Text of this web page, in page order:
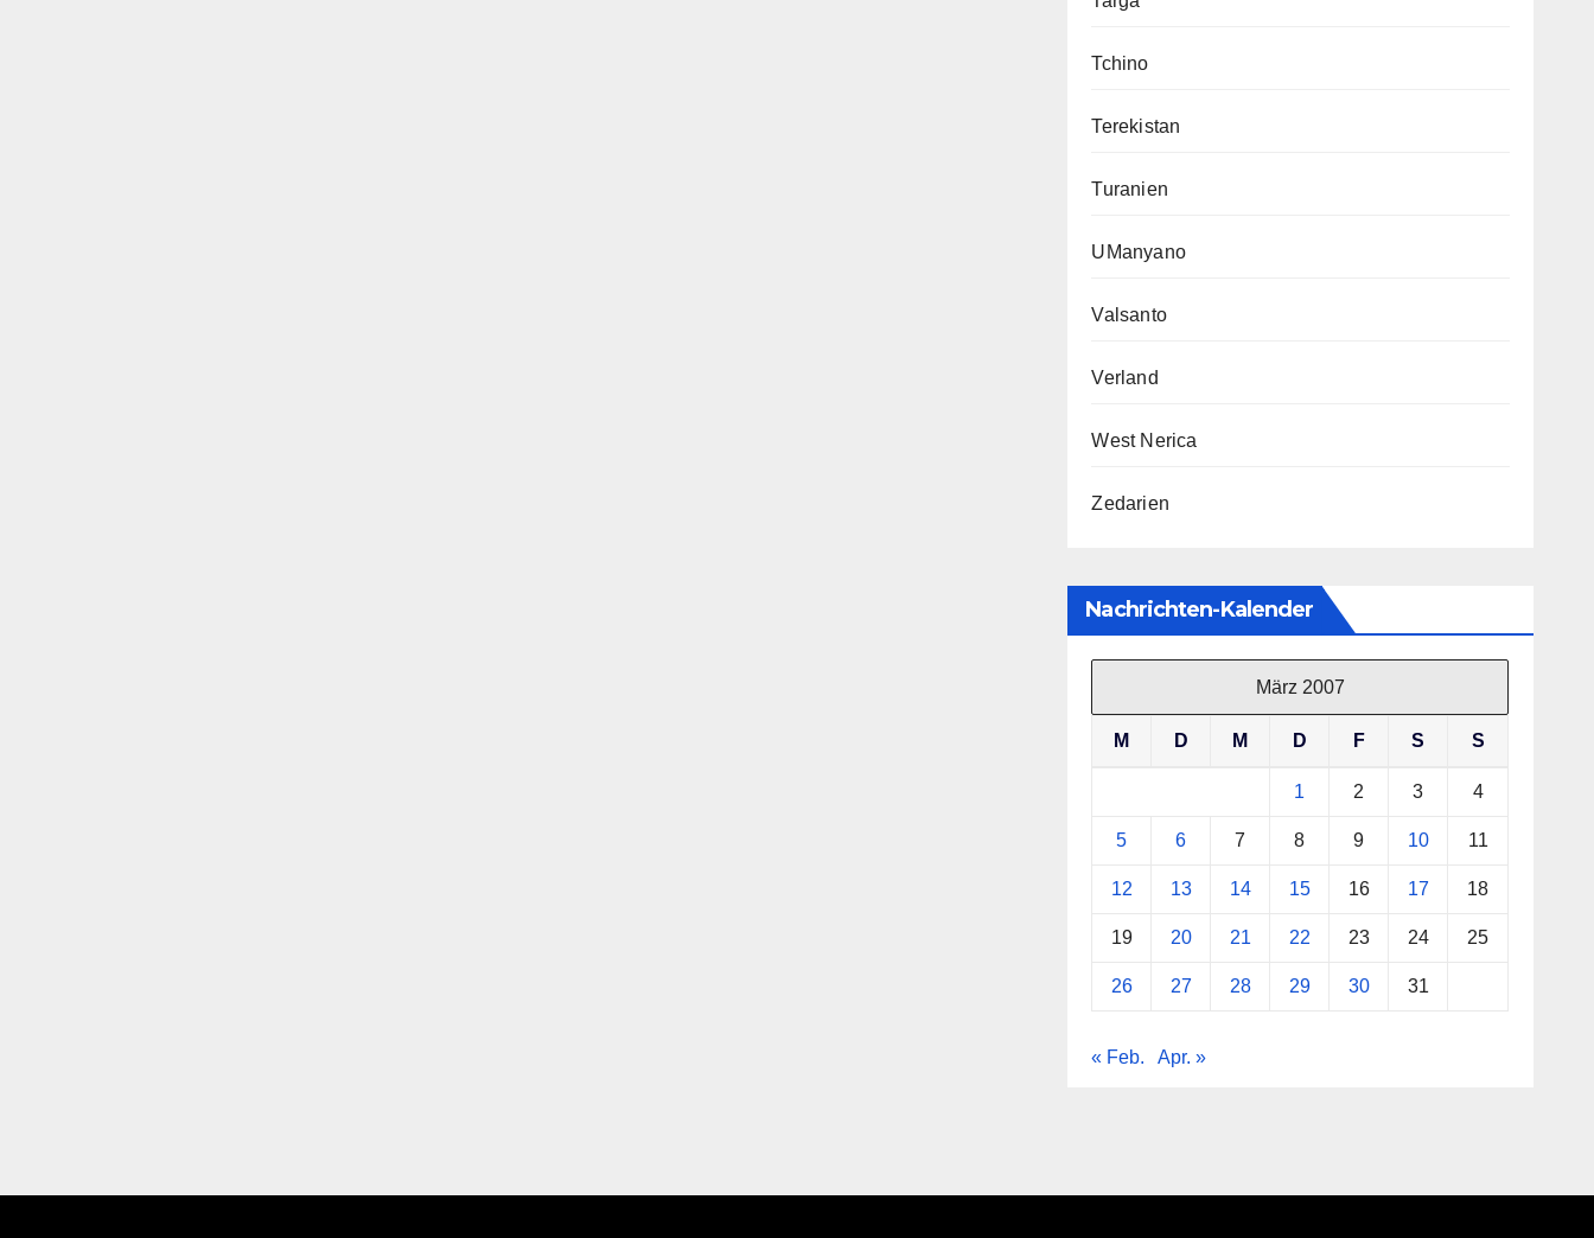
Tchino
Terekistan
Turanien
UManyano
Valsanto
Verland
West Nerica
Zedarien
Nachrichten-Kalender
März 2007
M D M D F S S
1 2 3 4
5 6 7 8 9 10 11
12 13 14 15 16 17 18
19 20 21 22 23 24 25
26 27 28 29 30 31
« Feb. Apr. »